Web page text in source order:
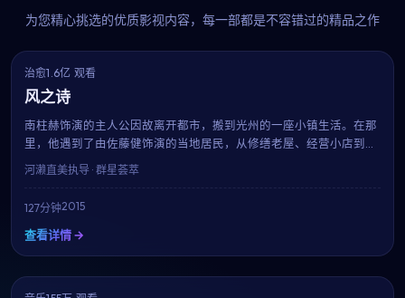
为您精心挑选的优质影视内容，每一部都是不容错过的精品之作
热播
治愈1.6亿 观看
风之诗
南柱赫饰演的主人公因故离开都市，搬到光州的一座小镇生活。在那
里，他遇到了由佐藤健饰演的当地居民，从修缮老屋、经营小店到适
应慢节奏的生活，每一帧都像一杯温热的茶。河濑直美用治愈系的影
像告诉我们：人生没有标准答案。
河濑直美执导 · 群星荟萃
127分钟2015
查看详情 →